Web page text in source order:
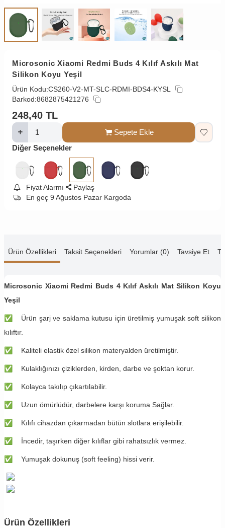
Microsonic Xiaomi Redmi Buds 4 Kılıf Askılı Mat
Silikon Koyu Yeşil
Ürün Kodu:CS260-V2-MT-SLC-RDMI-BDS4-KYSL
Barkod:8682875421276
248,40 TL
Sepete Ekle
Diğer Seçenekler
Fiyat Alarmı
Paylaş
En geç 9 Ağustos Pazar Kargoda
Ürün Özellikleri Taksit Seçenekleri Yorumlar (0) Tavsiye Et
Microsonic Xiaomi Redmi Buds 4 Kılıf Askılı Mat Silikon Koyu
Yeşil
✅ ​​​Ürün şarj ve saklama kutusu için üretilmiş yumuşak soft silikon
kılıftır.
✅ Kaliteli elastik özel silikon materyalden üretilmiştir.
✅ Kulaklığınızı çiziklerden, kirden, darbe ve şoktan korur.
✅ Kolayca takılıp çıkartılabilir.
✅ Uzun ömürlüdür, darbelere karşı koruma Sağlar.
✅ Kılıfı cihazdan çıkarmadan bütün slotlara erişilebilir.
✅ İncedir, taşırken diğer kılıflar gibi rahatsızlık vermez.
✅ Yumuşak dokunuş (soft feeling) hissi verir.
Ürün Özellikleri